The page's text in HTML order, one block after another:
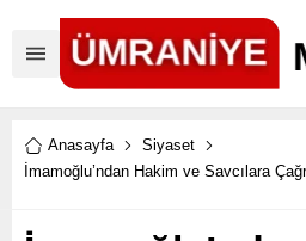
Anasayfa
Siyaset
İmamoğlu’ndan Hakim ve Savcılara